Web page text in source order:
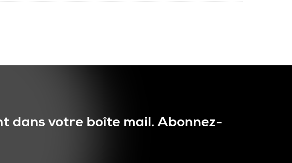
dans votre boîte mail. Abonnez-